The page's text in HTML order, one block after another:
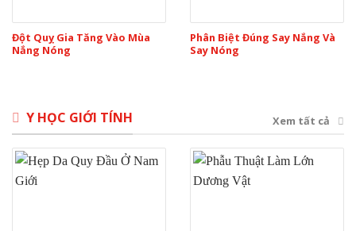
Đột Quỵ Gia Tăng Vào Mùa
Nắng Nóng
Phân Biệt Đúng Say Nắng Và
Say Nóng
Y HỌC GIỚI TÍNH Xem tất cả